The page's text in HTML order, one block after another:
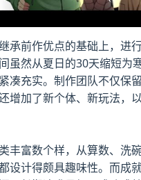
承前作优点的基础上，进
虽然从夏日的30天缩短为
凑充实。制作团队不仅保
增加了​​新个体、新玩法​​，
丰富数个样，从算数、洗碗
设计得颇具趣味性。而​​成